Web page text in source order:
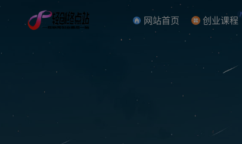
网站首页 创业课程